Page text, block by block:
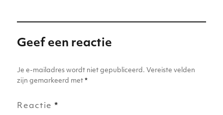
n
p
p
o
o
g
Geef een reactie
Je e-mailadres wordt niet gepubliceerd. Vereiste velden
zijn gemarkeerd met*
Reactie*